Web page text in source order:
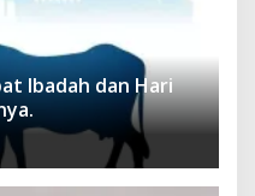
Ibadah dan Hari